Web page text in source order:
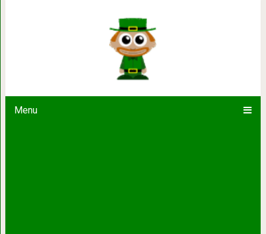
Menu
17 примеров вопиющей
беспардонно вытесняли